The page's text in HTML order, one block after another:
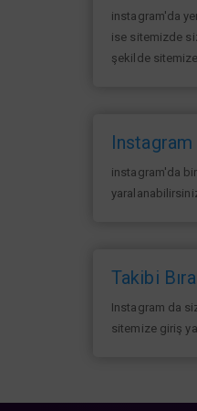
instagram'da
ise sitemizde
şekilde
instagram'da
Takibi
Instagram da
sitemize giriş